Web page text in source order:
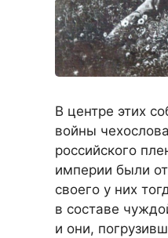
В центре этих
войны
российского
империи были
своего у них
в составе
и они,